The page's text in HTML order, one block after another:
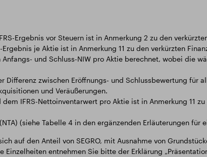
Ergebnis vor Steuern ist in Anmerkung 2 zu den
je Aktie ist in Anmerkung 11 zu den verkürzten
und Schluss-NIW pro Aktie berechnet, wobei die
zwischen Eröffnungs- und Schlussbewertung für
und Veräußerungen.
IFRS-Nettoinventarwert pro Aktie ist in Anmerkung 11
(siehe Tabelle 4 in den ergänzenden Erläuterungen für
auf den Anteil von SEGRO, mit Ausnahme von
entnehmen Sie bitte der Erklärung